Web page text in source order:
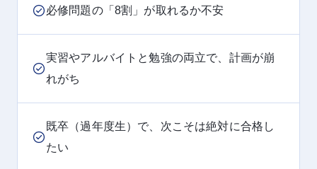
必修問題の「8割」が取れるか不安
実習やアルバイトと勉強の両立で、計画が崩
れがち
既卒（過年度生）で、次こそは絶対に合格し
たい